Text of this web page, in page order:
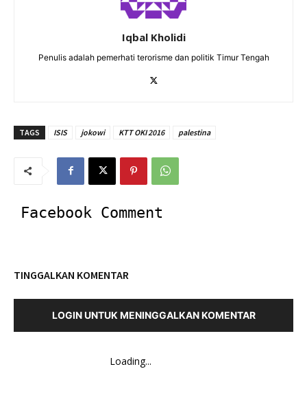
Iqbal Kholidi
Penulis adalah pemerhati terorisme dan politik Timur Tengah
TAGS ISIS jokowi KTT OKI 2016 palestina
Facebook Comment
TINGGALKAN KOMENTAR
LOGIN UNTUK MENINGGALKAN KOMENTAR
Loading...